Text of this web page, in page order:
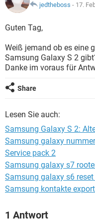
FACEBOOK
WHATSAPP
FACEBOOK
ANDROID
FACEBOOK
SPIELE
ANDROID
WINDOWS 10
WHATSAPP
jedtheboss - 17.
Guten Tag,
Weiß jemand ob es eine
Samsung Galaxy S 2
Danke im voraus für
Share
Lesen Sie auch:
Samsung Galaxy S 2:
Samsung galaxy
Service pack 2
Samsung galaxy s7
Samsung galaxy s6
Samsung kontakte
1 Antwort